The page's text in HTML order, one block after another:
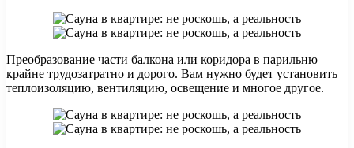
Преобразование части балкона или коридора в парильню
крайне трудозатратно и дорого. Вам нужно будет установить
теплоизоляцию, вентиляцию, освещение и многое другое.